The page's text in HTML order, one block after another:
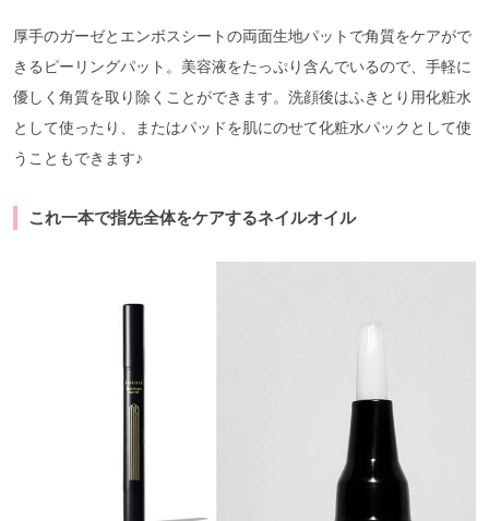
厚手のガーゼとエンボスシートの両面生地パットで角質をケアがで
きるピーリングパット。美容液をたっぷり含んでいるので、手軽に
優しく角質を取り除くことができます。洗顔後はふきとり用化粧水
として使ったり、またはパッドを肌にのせて化粧水パックとして使
うこともできます♪
これ一本で指先全体をケアするネイルオイル